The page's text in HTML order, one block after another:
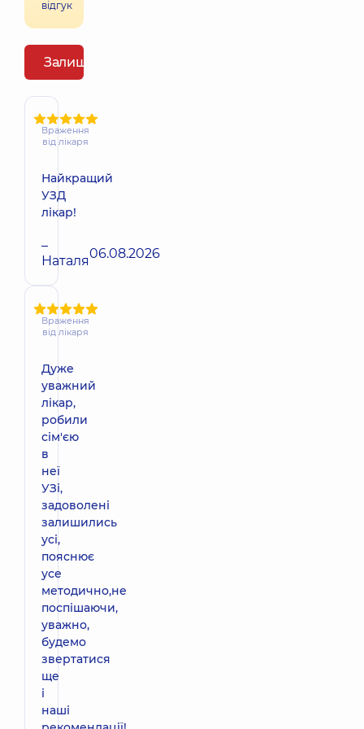
відгук
Залишити відгук
Враження
від лікаря
Найкращий
УЗД
лікар!
–
Наталя06.08.2026
Враження
від лікаря
Дуже
уважний
лікар,
робили
сім'єю
в
неї
УЗі,
задоволені
залишились
усі,
пояснює
усе
методично,не
поспішаючи,
уважно,
будемо
звертатися
ще
і
наші